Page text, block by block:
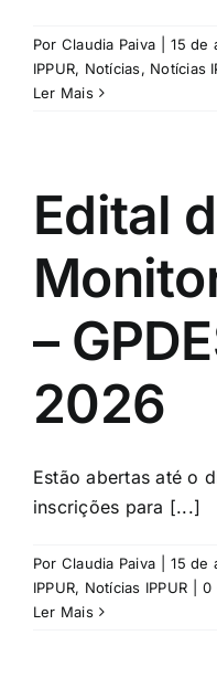
Por Claudia Paiva 15 de
IPPUR, Notícias, Notícias
Ler Mais
Edital
–
2026
Estão abertas até o
inscrições para [...]
Por Claudia Paiva 15 de
IPPUR, Notícias IPPUR
0
Ler Mais